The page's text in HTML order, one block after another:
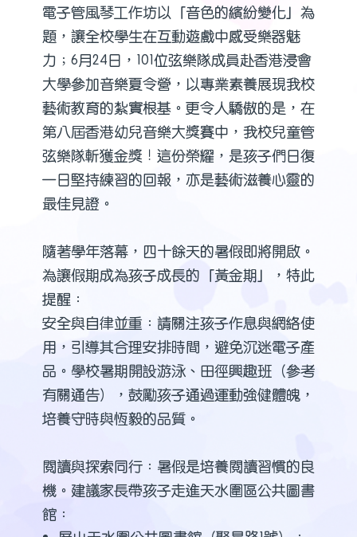
電子管風琴工作坊以「音色的繽紛變化」為
題，讓全校學生在互動遊戲中感受樂器魅
力；6月24日，101位弦樂隊成員赴香港浸會
大學參加音樂夏令營，以專業素養展現我校
藝術教育的紮實根基。更令人驕傲的是，在
第八屆香港幼兒音樂大獎賽中，我校兒童管
弦樂隊斬獲金獎！這份榮耀，是孩子們日復
一日堅持練習的回報，亦是藝術滋養心靈的
最佳見證。
隨著學年落幕，四十餘天的暑假即將開啟。
為讓假期成為孩子成長的「黃金期」，特此
提醒：
安全與自律並重：請關注孩子作息與網絡使
用，引導其合理安排時間，避免沉迷電子產
品。學校暑期開設游泳、田徑興趣班（參考
有關通告），鼓勵孩子通過運動強健體魄，
培養守時與恆毅的品質。
閱讀與探索同行：暑假是培養閱讀習慣的良
機。建議家長帶孩子走進天水圍區公共圖書
館：